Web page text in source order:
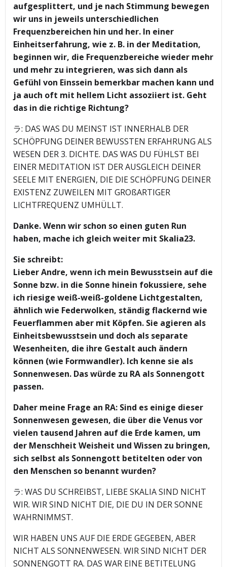
aufgesplittert, und je nach Stimmung bewegen
wir uns in jeweils unterschiedlichen
Frequenzbereichen hin und her. In einer
Einheitserfahrung, wie z. B. in der Meditation,
beginnen wir, die Frequenzbereiche wieder mehr
und mehr zu integrieren, was sich dann als
Gefühl von Einssein bemerkbar machen kann und
ja auch oft mit hellem Licht assoziiert ist. Geht
das in die richtige Richtung?
ラ: DAS WAS DU MEINST IST INNERHALB DER
SCHÖPFUNG DEINER BEWUSSTEN ERFAHRUNG ALS
WESEN DER 3. DICHTE. DAS WAS DU FÜHLST BEI
EINER MEDITATION IST DER AUSGLEICH DEINER
SEELE MIT ENERGIEN, DIE DIE SCHÖPFUNG DEINER
EXISTENZ ZUWEILEN MIT GROßARTIGER
LICHTFREQUENZ UMHÜLLT.
Danke. Wenn wir schon so einen guten Run
haben, mache ich gleich weiter mit Skalia23.
Sie schreibt:
Lieber Andre, wenn ich mein Bewusstsein auf die
Sonne bzw. in die Sonne hinein fokussiere, sehe
ich riesige weiß-weiß-goldene Lichtgestalten,
ähnlich wie Federwolken, ständig flackernd wie
Feuerflammen aber mit Köpfen. Sie agieren als
Einheitsbewusstsein und doch als separate
Wesenheiten, die ihre Gestalt auch ändern
können (wie Formwandler). Ich kenne sie als
Sonnenwesen. Das würde zu RA als Sonnengott
passen.
Daher meine Frage an RA: Sind es einige dieser
Sonnenwesen gewesen, die über die Venus vor
vielen tausend Jahren auf die Erde kamen, um
der Menschheit Weisheit und Wissen zu bringen,
sich selbst als Sonnengott betitelten oder von
den Menschen so benannt wurden?
ラ: WAS DU SCHREIBST, LIEBE SKALIA SIND NICHT
WIR. WIR SIND NICHT DIE, DIE DU IN DER SONNE
WAHRNIMMST.
WIR HABEN UNS AUF DIE ERDE GEGEBEN, ABER
NICHT ALS SONNENWESEN. WIR SIND NICHT DER
SONNENGOTT RA. DAS WAR EINE BETITELUNG